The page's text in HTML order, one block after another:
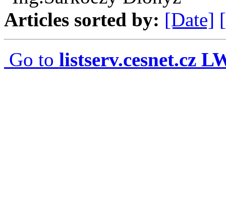
Articles sorted by: [Date]
Go to listserv.cesnet.cz